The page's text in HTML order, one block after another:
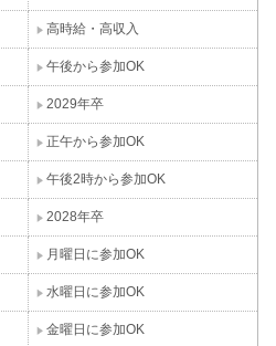
高時給・高収入
午後から参加OK
2029年卒
正午から参加OK
午後2時から参加OK
2028年卒
月曜日に参加OK
水曜日に参加OK
金曜日に参加OK